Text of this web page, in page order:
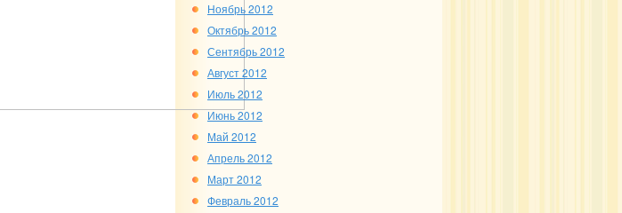
Ноябрь 2012
Октябрь 2012
Сентябрь 2012
Август 2012
Июль 2012
Июнь 2012
Май 2012
Апрель 2012
Март 2012
Февраль 2012